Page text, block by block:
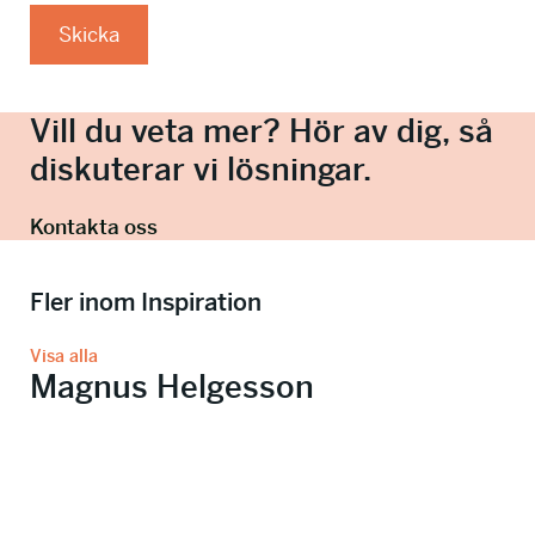
Skicka
Vill du veta mer? Hör av dig, så
diskuterar vi lösningar.
Kontakta oss
Fler inom Inspiration
Visa alla
Magnus Helgesson